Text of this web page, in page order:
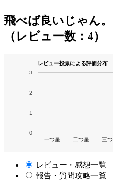
飛べば良いじゃん
（レビュー数：4）
レビュー投票による評価分布
一つ星 二つ星 三
0
1
2
3
レビュー・感想一覧
報告・質問攻略一覧